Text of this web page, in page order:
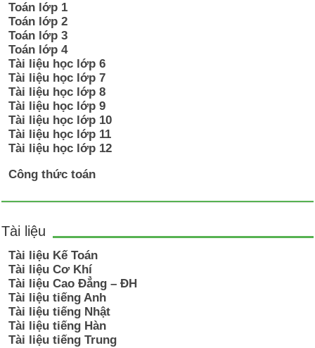
Toán lớp 1
Toán lớp 2
Toán lớp 3
Toán lớp 4
Tài liệu học lớp 6
Tài liệu học lớp 7
Tài liệu học lớp 8
Tài liệu học lớp 9
Tài liệu học lớp 10
Tài liệu học lớp 11
Tài liệu học lớp 12
Công thức toán
Tài liệu
Tài liệu Kế Toán
Tài liệu Cơ Khí
Tài liệu Cao Đẳng – ĐH
Tài liệu tiếng Anh
Tài liệu tiếng Nhật
Tài liệu tiếng Hàn
Tài liệu tiếng Trung